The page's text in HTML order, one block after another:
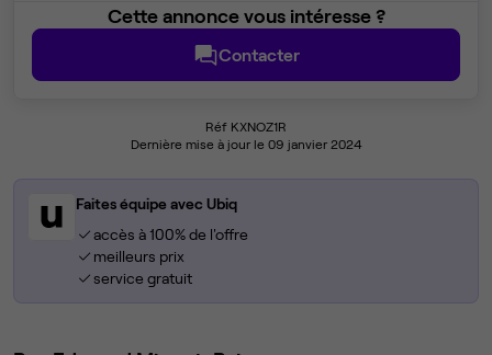
Cette annonce vous intéresse ?
Contacter
Réf KXNOZ1R
Dernière mise à jour le 09 janvier 2024
Faites équipe avec Ubiq
accès à 100% de l'offre
meilleurs prix
service gratuit